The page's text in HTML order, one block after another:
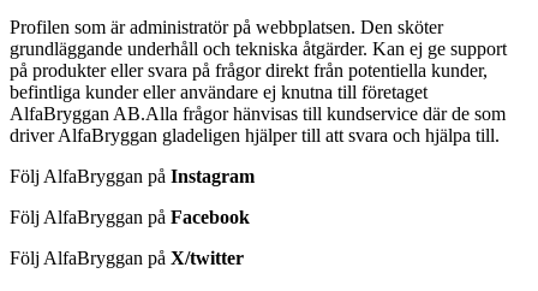
Profilen som är administratör på webbplatsen. Den sköter
grundläggande underhåll och tekniska åtgärder. Kan ej ge support
på produkter eller svara på frågor direkt från potentiella kunder,
befintliga kunder eller användare ej knutna till företaget
AlfaBryggan AB.Alla frågor hänvisas till kundservice där de som
driver AlfaBryggan gladeligen hjälper till att svara och hjälpa till.
Följ AlfaBryggan på Instagram
Följ AlfaBryggan på Facebook
Följ AlfaBryggan på X/twitter